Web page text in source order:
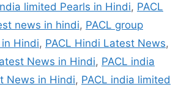
limited Pearls in Hindi, PACL
news in hindi, PACL group
Hindi, PACL Hindi Latest News,
News in Hindi, PACL india
News in Hindi, PACL india limited